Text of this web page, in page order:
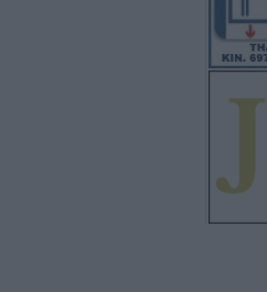
νερά
6
από
6